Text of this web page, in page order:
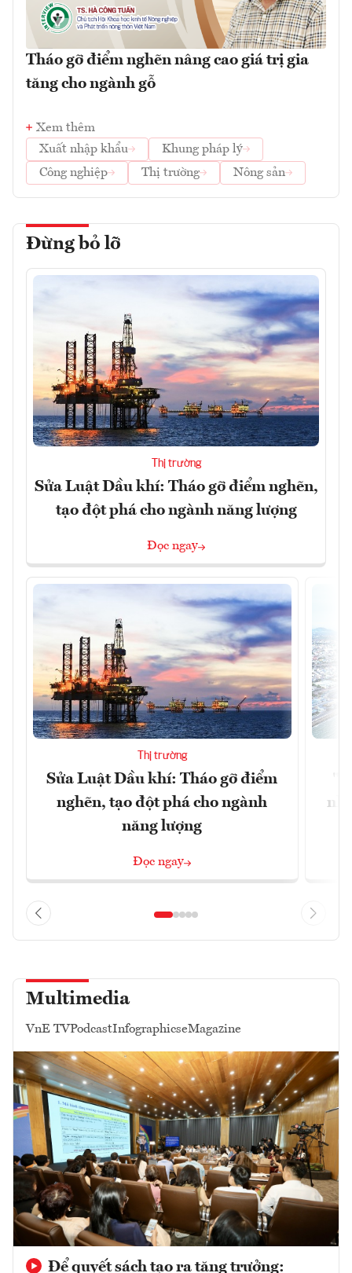
Tháo gỡ điểm nghẽn nâng cao giá trị gia
tăng cho ngành gỗ
Xem thêm
Xuất nhập khẩu
Khung pháp lý
Công nghiệp
Thị trường Nông sản
Đừng bỏ lỡ
Thị trường
Sửa Luật Dầu khí: Tháo gỡ điểm nghẽn,
tạo đột phá cho ngành năng lượng
Đọc ngay
Thị trường
Sửa Luật Dầu khí: Tháo gỡ điểm
nghẽn, tạo đột phá cho ngành
năng lượng
Đọc ngay
Multimedia
VnE TVPodcastInfographicseMagazine
Để quyết sách tạo ra tăng trưởng: